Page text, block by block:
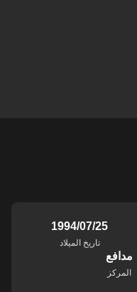
25‏/07‏/1994
تاريخ الميلاد
مدافع
المركز